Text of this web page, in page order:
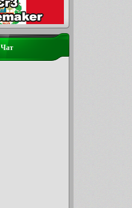
Чат